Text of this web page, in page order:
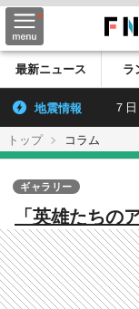
最新ニュース ラ
地震情報 ７日
トップ コラム
「英雄たちの
かった」フラ
判 「自由の
ギャラリー